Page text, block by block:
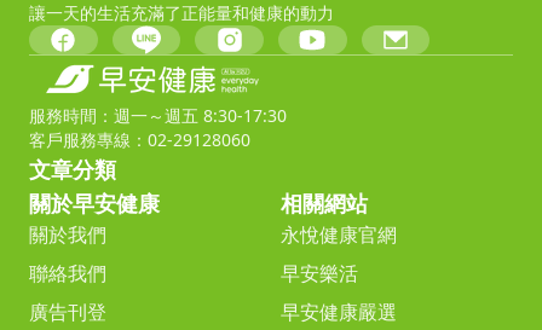
讓一天的生活充滿了正能量和健康的動力
服務時間：週一～週五 8:30-17:30
客戶服務專線：02-29128060
文章分類
關於早安健康
關於我們
聯絡我們
廣告刊登
相關網站
永悅健康官網
早安樂活
早安健康嚴選